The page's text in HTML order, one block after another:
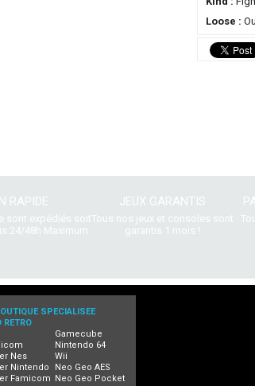
Loose :
RAPIDE
sont expédiés soit
24/48h Maximum
JEUX GARANTIS
Tous nos jeux et consoles sont
garantis 1 mois !
SPECIALISEE
RETRO
Nes
Nintendo
Famicom
Gamecube
Nintendo 64
Wii
Neo Geo AES
Neo Geo Pocket